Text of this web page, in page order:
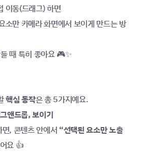
이동(드래그) 하면
만 카메라 화면에서 보이게 만드는 방
때 특히 좋아요 🎮✨
핵심 동작은 총 5가지예요.
앤드롭, 보이기
, 콘텐츠 안에서 “선택된 요소만 노출
요 👍